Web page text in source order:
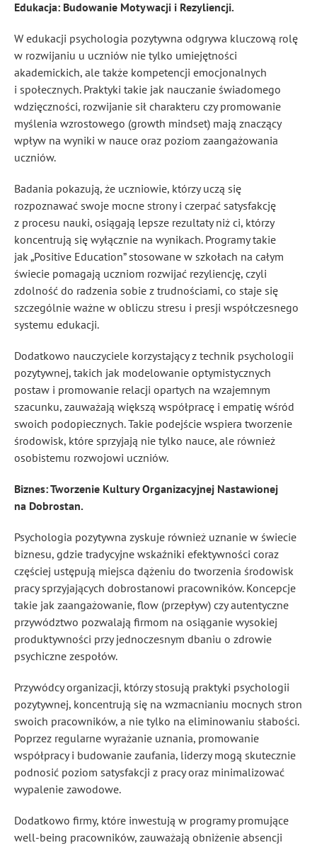
Edukacja: Budowanie Motywacji i Rezyliencji.
W edukacji psychologia pozytywna odgrywa kluczową rolę
w rozwijaniu u uczniów nie tylko umiejętności
akademickich, ale także kompetencji emocjonalnych
i społecznych. Praktyki takie jak nauczanie świadomego
wdzięczności, rozwijanie sił charakteru czy promowanie
myślenia wzrostowego (growth mindset) mają znaczący
wpływ na wyniki w nauce oraz poziom zaangażowania
uczniów.
Badania pokazują, że uczniowie, którzy uczą się
rozpoznawać swoje mocne strony i czerpać satysfakcję
z procesu nauki, osiągają lepsze rezultaty niż ci, którzy
koncentrują się wyłącznie na wynikach. Programy takie
jak „Positive Education” stosowane w szkołach na całym
świecie pomagają uczniom rozwijać rezyliencję, czyli
zdolność do radzenia sobie z trudnościami, co staje się
szczególnie ważne w obliczu stresu i presji współczesnego
systemu edukacji.
Dodatkowo nauczyciele korzystający z technik psychologii
pozytywnej, takich jak modelowanie optymistycznych
postaw i promowanie relacji opartych na wzajemnym
szacunku, zauważają większą współpracę i empatię wśród
swoich podopiecznych. Takie podejście wspiera tworzenie
środowisk, które sprzyjają nie tylko nauce, ale również
osobistemu rozwojowi uczniów.
Biznes: Tworzenie Kultury Organizacyjnej Nastawionej
na Dobrostan.
Psychologia pozytywna zyskuje również uznanie w świecie
biznesu, gdzie tradycyjne wskaźniki efektywności coraz
częściej ustępują miejsca dążeniu do tworzenia środowisk
pracy sprzyjających dobrostanowi pracowników. Koncepcje
takie jak zaangażowanie, flow (przepływ) czy autentyczne
przywództwo pozwalają firmom na osiąganie wysokiej
produktywności przy jednoczesnym dbaniu o zdrowie
psychiczne zespołów.
Przywódcy organizacji, którzy stosują praktyki psychologii
pozytywnej, koncentrują się na wzmacnianiu mocnych stron
swoich pracowników, a nie tylko na eliminowaniu słabości.
Poprzez regularne wyrażanie uznania, promowanie
współpracy i budowanie zaufania, liderzy mogą skutecznie
podnosić poziom satysfakcji z pracy oraz minimalizować
wypalenie zawodowe.
Dodatkowo firmy, które inwestują w programy promujące
well-being pracowników, zauważają obniżenie absencji